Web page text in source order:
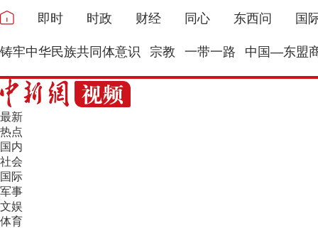
即时 时政 财经 同心 东西问 国
铸牢中华民族共同体意识 宗教 一带一路 中国—东盟
最新
热点
国内
社会
国际
军事
文娱
体育